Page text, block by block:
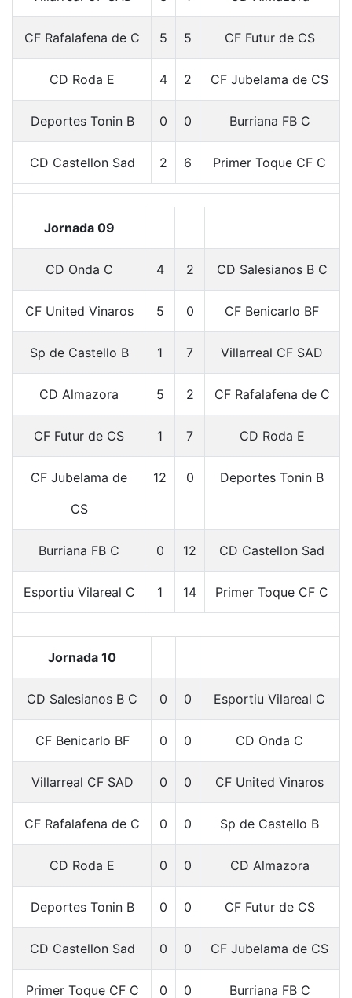
CF Rafalafena de C 5 5 CF Futur de CS
CD Roda E 4 2 CF Jubelama de CS
Deportes Tonin B 0 0 Burriana FB C
CD Castellon Sad 2 6 Primer Toque CF C
Jornada 09
CD Onda C 4 2 CD Salesianos B C
CF United Vinaros 5 0 CF Benicarlo BF
Sp de Castello B 1 7 Villarreal CF SAD
CD Almazora 5 2 CF Rafalafena de C
CF Futur de CS 1 7 CD Roda E
CF Jubelama de
CS
12 0 Deportes Tonin B
Burriana FB C 0 12 CD Castellon Sad
Esportiu Vilareal C 1 14 Primer Toque CF C
Jornada 10
CD Salesianos B C 0 0 Esportiu Vilareal C
CF Benicarlo BF 0 0 CD Onda C
Villarreal CF SAD 0 0 CF United Vinaros
CF Rafalafena de C 0 0 Sp de Castello B
CD Roda E 0 0 CD Almazora
Deportes Tonin B 0 0 CF Futur de CS
CD Castellon Sad 0 0 CF Jubelama de CS
Primer Toque CF C 0 0 Burriana FB C